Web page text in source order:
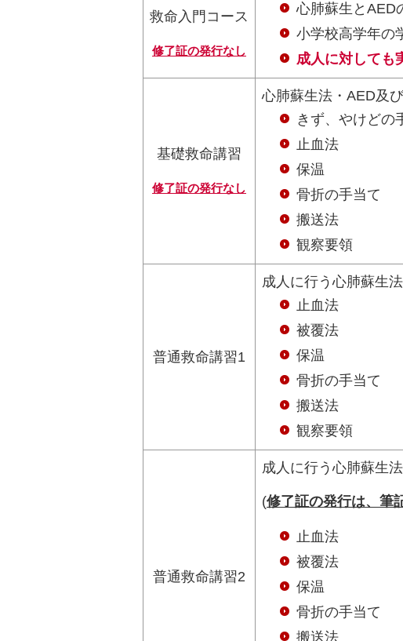
救命入門コース
修了証の発行なし
心肺蘇生とAED
小学校高学年の
成人に対しても
基礎救命講習
修了証の発行なし
心肺蘇生法・AED及
きず、やけどの
止血法
保温
骨折の手当て
搬送法
観察要領
普通救命講習1
成人に行う心肺蘇生
止血法
被覆法
保温
骨折の手当て
搬送法
観察要領
普通救命講習2
成人に行う心肺蘇生
(修了証の発行は、筆
止血法
被覆法
保温
骨折の手当て
搬送法